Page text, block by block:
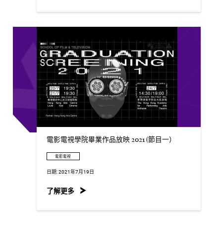
電影電視學院畢業作品放映 2021 (節目一）
電影電視
日期:2021年7月19日
了解更多